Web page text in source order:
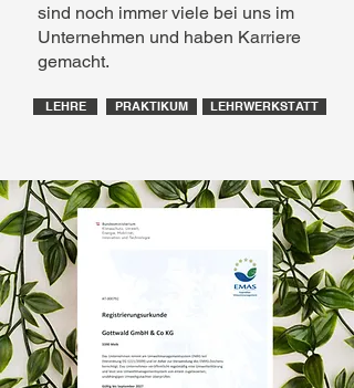
sind noch immer viele bei uns im
Unternehmen und haben Karriere
gemacht.
LEHRE PRAKTIKUM LEHRWERKSTATT